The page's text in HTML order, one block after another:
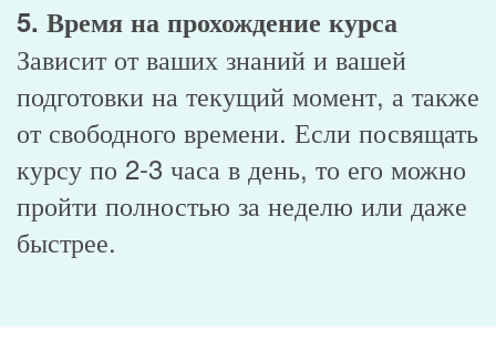
5. Время на прохождение курса
Зависит от ваших знаний и вашей
подготовки на текущий момент, а также
от свободного времени. Если посвящать
курсу по 2-3 часа в день, то его можно
пройти полностью за неделю или даже
быстрее.